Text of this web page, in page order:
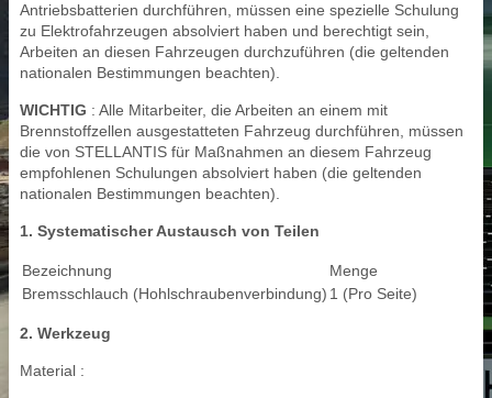
Antriebsbatterien durchführen, müssen eine spezielle Schulung
zu Elektrofahrzeugen absolviert haben und berechtigt sein,
Arbeiten an diesen Fahrzeugen durchzuführen (die geltenden
nationalen Bestimmungen beachten).
WICHTIG : Alle Mitarbeiter, die Arbeiten an einem mit
Brennstoffzellen ausgestatteten Fahrzeug durchführen, müssen
die von STELLANTIS für Maßnahmen an diesem Fahrzeug
empfohlenen Schulungen absolviert haben (die geltenden
nationalen Bestimmungen beachten).
1. Systematischer Austausch von Teilen
Bezeichnung
Menge
Bremsschlauch (Hohlschraubenverbindung) 1 (Pro Seite)
2. Werkzeug
Material :